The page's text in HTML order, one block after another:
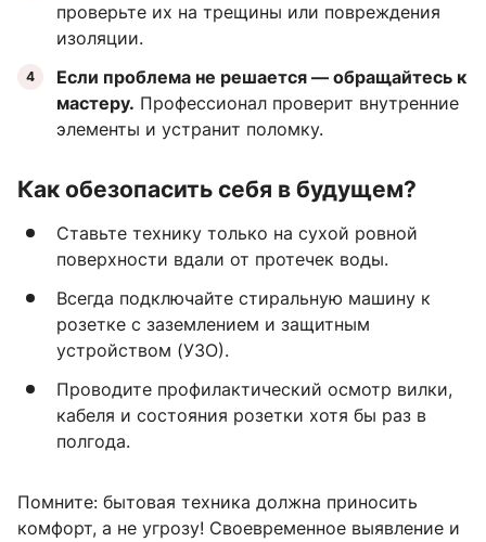
проверьте их на трещины или повреждения
изоляции.
Если проблема не решается — обращайтесь к
мастеру. Профессионал проверит внутренние
элементы и устранит поломку.
Как обезопасить себя в будущем?
Ставьте технику только на сухой ровной
поверхности вдали от протечек воды.
Всегда подключайте стиральную машину к
розетке с заземлением и защитным
устройством (УЗО).
Проводите профилактический осмотр вилки,
кабеля и состояния розетки хотя бы раз в
полгода.
Помните: бытовая техника должна приносить
комфорт, а не угрозу! Своевременное выявление и